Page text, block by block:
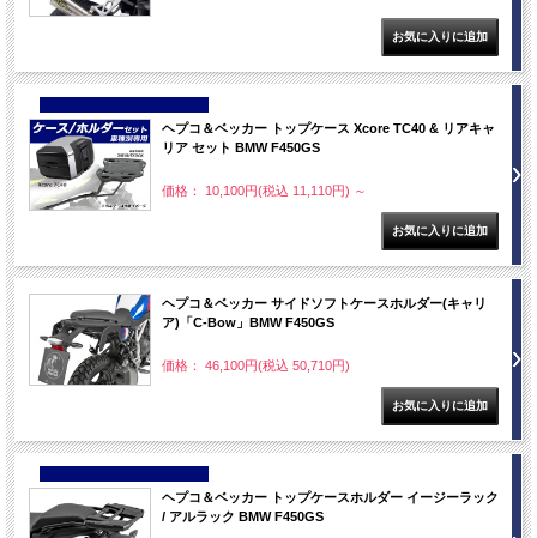
ヘプコ＆ベッカー トップケース Xcore TC40 & リアキャ
リア セット BMW F450GS
価格： 10,100円(税込 11,110円) ～
ヘプコ＆ベッカー サイドソフトケースホルダー(キャリ
ア)「C-Bow」BMW F450GS
価格： 46,100円(税込 50,710円)
ヘプコ＆ベッカー トップケースホルダー イージーラック
/ アルラック BMW F450GS